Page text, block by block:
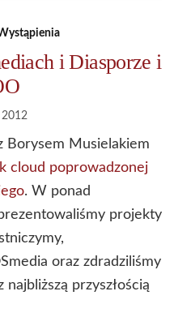
i Diasporze i
2012
Borysem Musielakiem
cloud poprowadzonej
. W ponad
projekty
oraz zdradziliśmy
przyszłością